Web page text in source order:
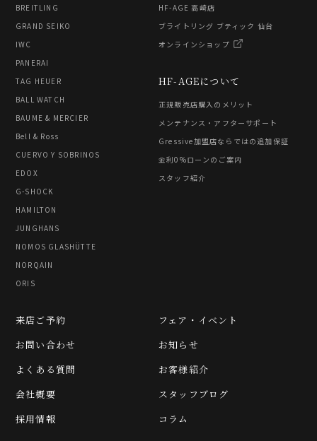
BREITLING
GRAND SEIKO
IWC
PANERAI
TAG HEUER
BALL WATCH
BAUME & MERCIER
Bell & Ross
CUERVO Y SOBRINOS
EDOX
G-SHOCK
HAMILTON
JUNGHANS
NOMOS GLASHÜTTE
NORQAIN
ORIS
HF-AGEについて
正規販売店購入のメリット
メンテナンス・アフターサポート
Gressive加盟店ならではの追加保証
金利0%ローンのご案内
スタッフ紹介
HF-AGE 高崎店
ブライトリング ブティック 仙台
オンラインショップ
フェア・イベント
お知らせ
お客様紹介
スタッフブログ
コラム
来店ご予約
お問い合わせ
よくある質問
会社概要
採用情報